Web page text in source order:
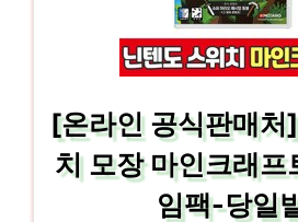
[온라인 공식판매처
치 모장 마인크래프
임팩-당일